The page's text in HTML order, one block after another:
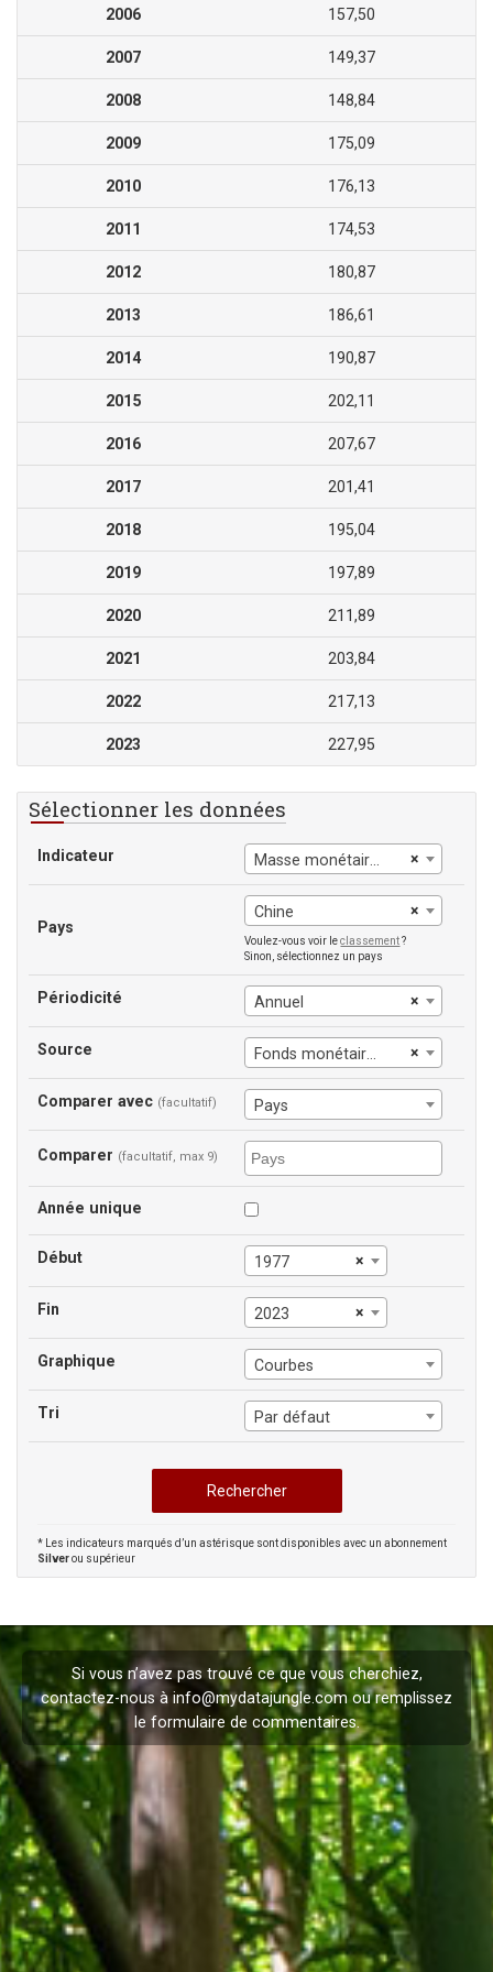
2006 157,50
2007 149,37
2008 148,84
2009 175,09
2010 176,13
2011 174,53
2012 180,87
2013 186,61
2014 190,87
2015 202,11
2016 207,67
2017 201,41
2018 195,04
2019 197,89
2020 211,89
2021 203,84
2022 217,13
2023 227,95
Sélectionner les données
Indicateur ×
Masse monétaire au sens large
Pays
×
Chine
Voulez-vous voir leclassement?
Sinon, sélectionnez un pays
Périodicité ×
Annuel
Source ×
Fonds monétaire international
Comparer avec (facultatif) Pays
Comparer (facultatif, max 9)
Année unique
Début ×
1977
Fin ×
2023
Graphique Courbes
Tri Par défaut
* Les indicateurs marqués d’un astérisque sont disponibles avec un abonnement
Silverou supérieur
Si vous n’avez pas trouvé ce que vous cherchiez,
contactez-nous à info@mydatajungle.com ou remplissez
le formulaire de commentaires.